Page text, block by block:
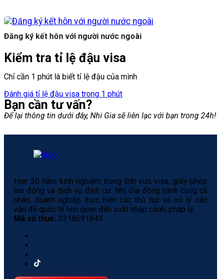
Đăng ký kết hôn với người nước ngoài
Kiểm tra tỉ lệ đậu visa
Chỉ cần 1 phút là biết tỉ lệ đậu của mình
Đánh giá tỉ lệ đậu visa trong 1 phút
Bạn cần tư vấn?
Để lại thông tin dưới đây, Nhi Gia sẽ liên lạc với bạn trong 24h!
Hơn 20 năm kinh nghiệm trong lĩnh vực visa, giấy phép
lao động và dịch vụ định cư. Nhị Gia đồng hành cùng cá
nhân, doanh nghiệp thực hiện các thủ tục và xử lý các
vấn đề quốc tế liên quan đến xuất nhập cảnh, pháp lý.
Mã số thuế: 0318691849